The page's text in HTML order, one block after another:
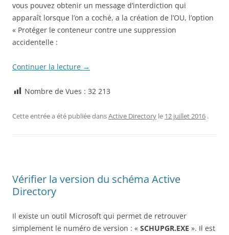
vous pouvez obtenir un message d’interdiction qui
apparaît lorsque l’on a coché, a la création de l’OU, l’option
« Protéger le conteneur contre une suppression
accidentelle :
Continuer la lecture →
Nombre de Vues : 32 213
Cette entrée a été publiée dansActive Directory le 12 juillet 2016 .
Vérifier la version du schéma Active
Directory
Il existe un outil Microsoft qui permet de retrouver
simplement le numéro de version : « SCHUPGR.EXE ». Il est